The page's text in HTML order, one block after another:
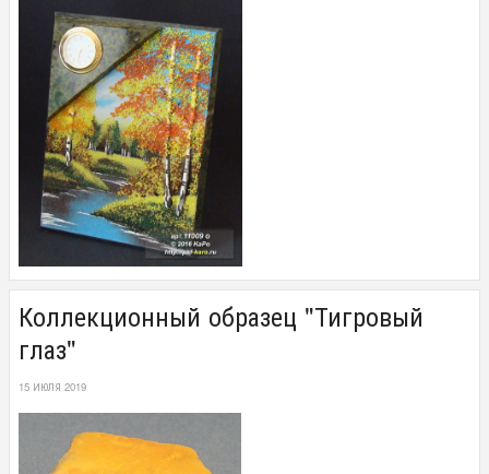
Коллекционный образец "Тигровый
глаз"
15 ИЮЛЯ 2019